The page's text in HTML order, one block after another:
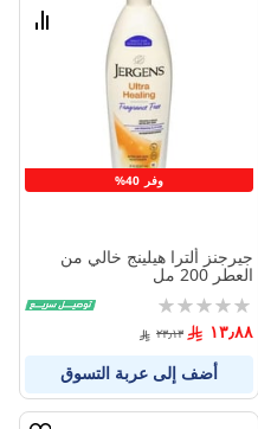
وفر 40%
قارن
جيرجنز ألترا هيلينج خالي من
العطر 200 مل
Rating:
0%
١٣٫٨٨ ٢٣٫١٣
أضف إلى عربة التسوق